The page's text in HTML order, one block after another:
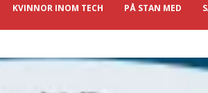
KVINNOR INOM TECH PÅ STAN MED